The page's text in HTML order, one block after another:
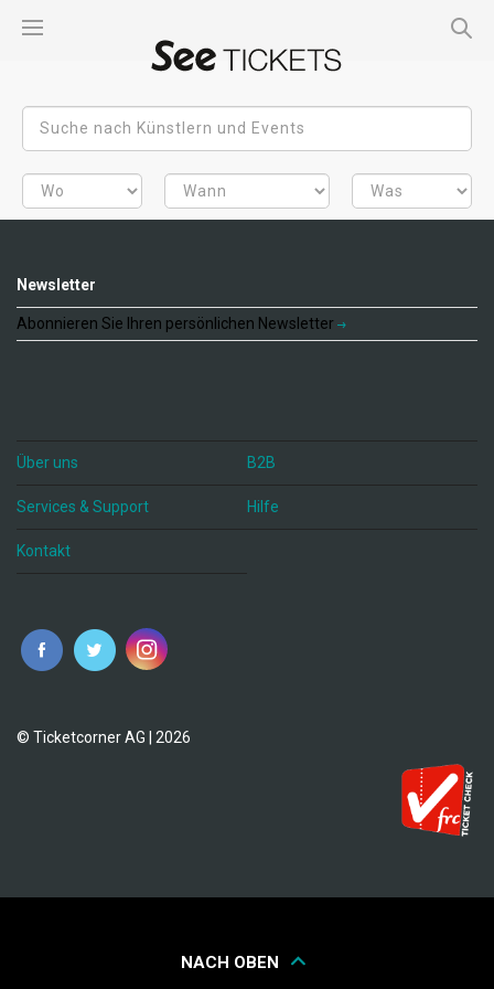
Newsletter
Abonnieren Sie Ihren persönlichen Newsletter
Über uns B2B
Services & Support Hilfe
Kontakt
© Ticketcorner AG | 2026
NACH OBEN